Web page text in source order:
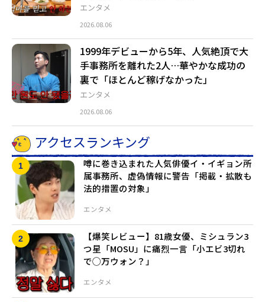
エンタメ
2026.08.06
エンタメ
1999年デビューから5年、人気絶頂で大
手事務所を離れた2人…華やかな成功の
裏で「ほとんど稼げなかった」
2026.08.06
アクセスランキング
エンタメ
噂に巻き込まれた人気俳優イ・イギョン所
属事務所、虚偽情報に警告「掲載・拡散も
法的措置の対象」
エンタメ
【爆笑レビュー】81歳女優、ミシュラン3
つ星「MOSU」に痛烈一言「小エビ3切れ
で◯万ウォン？」